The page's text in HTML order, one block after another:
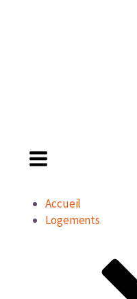
Accueil
Logements